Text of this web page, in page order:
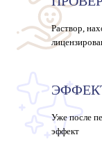
Раствор,
Уже после
эффект